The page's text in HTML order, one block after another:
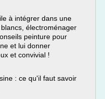
à intégrer dans une
électroménager
peinture pour
et lui donner
et convivial !
: ce qu'il faut savoir